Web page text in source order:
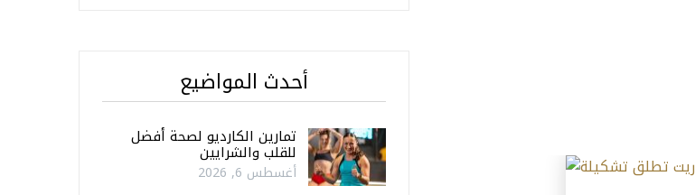
أحدث المواضيع
تمارين الكارديو لصحة أفضل
للقلب والشرايين
أغسطس 6, 2026